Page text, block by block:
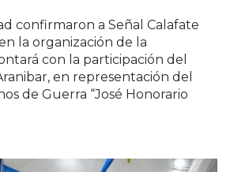
confirmaron a Señal Calafate
la organización de la
con la participación del
en representación del
de Guerra “José Honorario